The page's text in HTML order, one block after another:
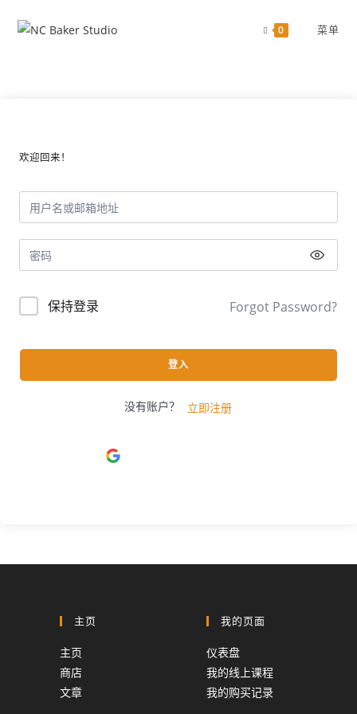
0 菜单
欢迎回来！
保持登录 Forgot Password?
登入
没有账户？ 立即注册
主页
主页
商店
文章
我的页面
仪表盘
我的线上课程
我的购买记录